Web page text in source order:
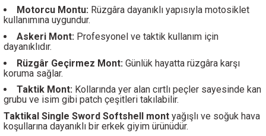
Motorcu Montu: Rüzgâra dayanıklı yapısıyla motosiklet
kullanımına uygundur.
Askeri Mont: Profesyonel ve taktik kullanım için
dayanıklıdır.
Rüzgâr Geçirmez Mont: Günlük hayatta rüzgâra karşı
koruma sağlar.
Taktik Mont: Kollarında yer alan cırtlı peçler sayesinde kan
grubu ve isim gibi patch çeşitleri takılabilir.
Taktikal Single Sword Softshell mont yağışlı ve soğuk hava
koşullarına dayanıklı bir erkek giyim ürünüdür.